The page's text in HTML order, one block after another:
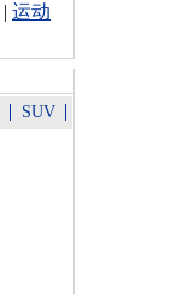
| 运动
SUV